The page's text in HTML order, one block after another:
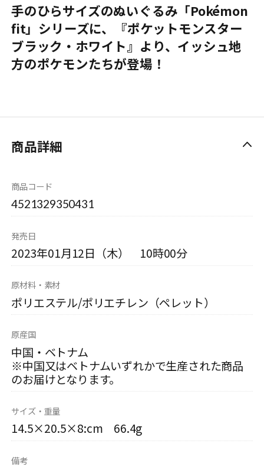
手のひらサイズのぬいぐるみ「Pokémon
fit」シリーズに、『ポケットモンスター
ブラック・ホワイト』より、イッシュ地
方のポケモンたちが登場！
商品詳細
商品コード
4521329350431
発売日
2023年01月12日（木） 10時00分
原材料・素材
ポリエステル/ポリエチレン（ペレット）
原産国
中国・ベトナム
※中国又はベトナムいずれかで生産された商品
のお届けとなります。
サイズ・重量
14.5×20.5×8:cm 66.4g
備考